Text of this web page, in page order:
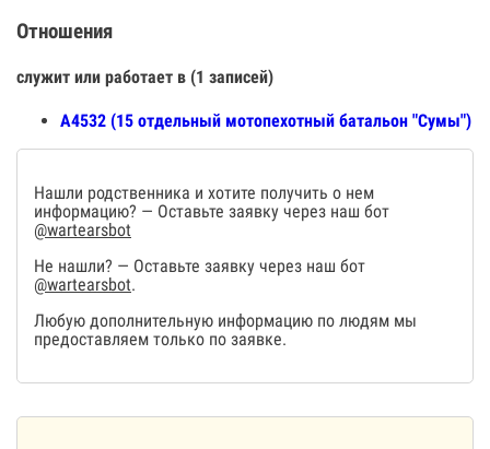
Отношения
служит или работает в (1 записей)
А4532 (15 отдельный мотопехотный батальон "Сумы")
Нашли родственника и хотите получить о нем
информацию? — Оставьте заявку через наш бот
@wartearsbot
Не нашли? — Оставьте заявку через наш бот
@wartearsbot.
Любую дополнительную информацию по людям мы
предоставляем только по заявке.